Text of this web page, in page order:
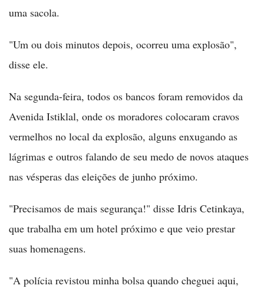
uma sacola.
"Um ou dois minutos depois, ocorreu uma explosão",
disse ele.
Na segunda-feira, todos os bancos foram removidos da
Avenida Istiklal, onde os moradores colocaram cravos
vermelhos no local da explosão, alguns enxugando as
lágrimas e outros falando de seu medo de novos ataques
nas vésperas das eleições de junho próximo.
"Precisamos de mais segurança!" disse Idris Cetinkaya,
que trabalha em um hotel próximo e que veio prestar
suas homenagens.
"A polícia revistou minha bolsa quando cheguei aqui,